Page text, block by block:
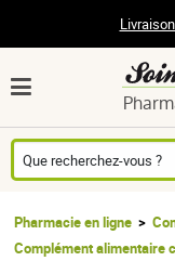
Pharmacie en ligne
Complément alimentaire